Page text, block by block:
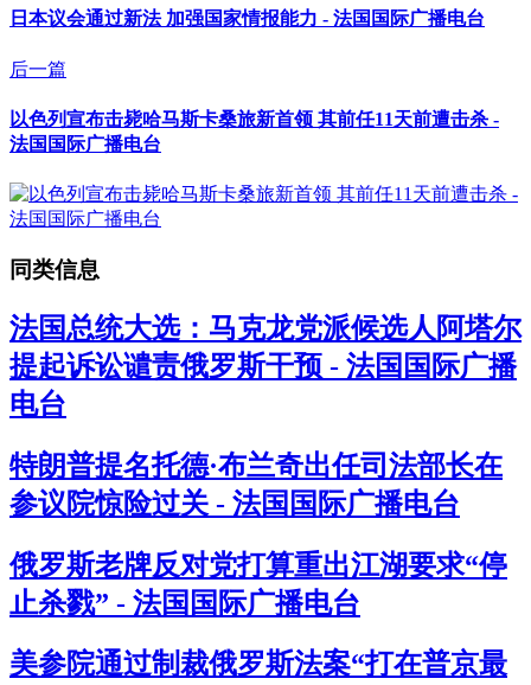
日本议会通过新法 加强国家情报能力 - 法国国际广播电台
后一篇
以色列宣布击毙哈马斯卡桑旅新首领 其前任11天前遭击杀 -
法国国际广播电台
同类信息
法国总统大选：马克龙党派候选人阿塔尔
提起诉讼谴责俄罗斯干预 - 法国国际广播
电台
特朗普提名托德·布兰奇出任司法部长在
参议院惊险过关 - 法国国际广播电台
俄罗斯老牌反对党打算重出江湖要求“停
止杀戮” - 法国国际广播电台
美参院通过制裁俄罗斯法案“打在普京最